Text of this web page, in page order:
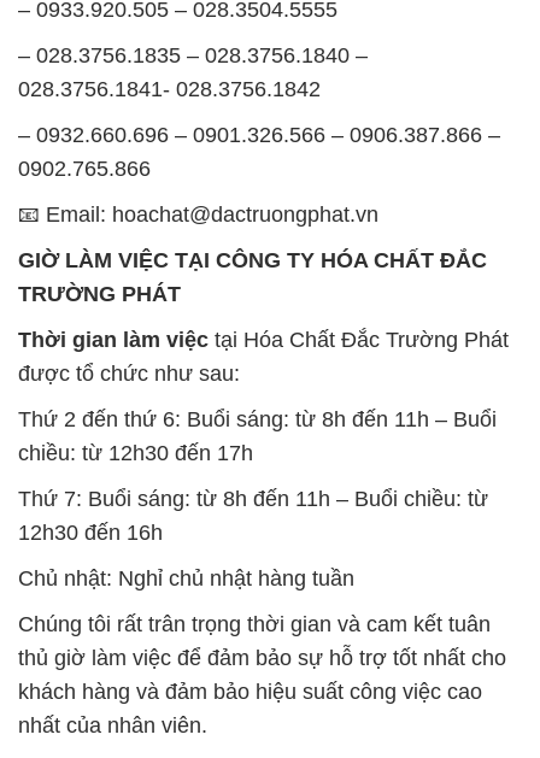
– 0933.920.505 – 028.3504.5555
– 028.3756.1835 – 028.3756.1840 –
028.3756.1841- 028.3756.1842
– 0932.660.696 – 0901.326.566 – 0906.387.866 –
0902.765.866
📧 Email: hoachat@dactruongphat.vn
GIỜ LÀM VIỆC TẠI CÔNG TY HÓA CHẤT ĐẮC
TRƯỜNG PHÁT
Thời gian làm việc tại Hóa Chất Đắc Trường Phát
được tổ chức như sau:
Thứ 2 đến thứ 6: Buổi sáng: từ 8h đến 11h – Buổi
chiều: từ 12h30 đến 17h
Thứ 7: Buổi sáng: từ 8h đến 11h – Buổi chiều: từ
12h30 đến 16h
Chủ nhật: Nghỉ chủ nhật hàng tuần
Chúng tôi rất trân trọng thời gian và cam kết tuân
thủ giờ làm việc để đảm bảo sự hỗ trợ tốt nhất cho
khách hàng và đảm bảo hiệu suất công việc cao
nhất của nhân viên.